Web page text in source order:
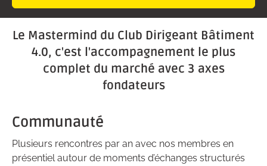
Le Mastermind du Club Dirigeant Bâtiment
4.0, c'est l'accompagnement le plus
complet du marché avec 3 axes
fondateurs
Communauté
Plusieurs rencontres par an avec nos membres en
présentiel autour de moments d’échanges structurés